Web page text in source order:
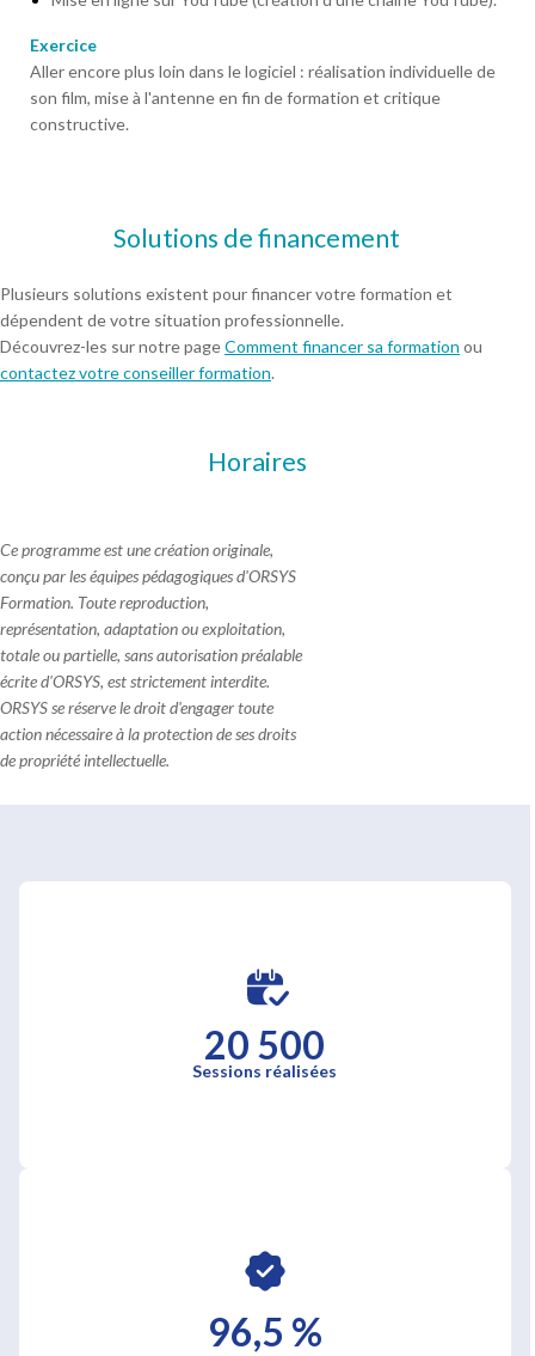
Exercice
Aller encore plus loin dans le logiciel : réalisation individuelle de
son film, mise à l'antenne en fin de formation et critique
constructive.
Solutions de financement
Plusieurs solutions existent pour financer votre formation et
dépendent de votre situation professionnelle.
Découvrez-les sur notre pageComment financer sa formation ou
contactez votre conseiller formation.
Horaires
Ce programme est une création originale,
conçu par les équipes pédagogiques d'ORSYS
Formation. Toute reproduction,
représentation, adaptation ou exploitation,
totale ou partielle, sans autorisation préalable
écrite d'ORSYS, est strictement interdite.
ORSYS se réserve le droit d'engager toute
action nécessaire à la protection de ses droits
de propriété intellectuelle.
20 500
Sessions réalisées
96,5 %